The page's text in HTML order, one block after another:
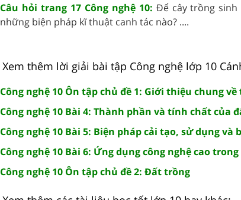
Câu hỏi trang 17 Công nghệ 10: Để cây trồng
những biện pháp kĩ thuật canh tác nào? ....
Xem thêm lời giải bài tập Công nghệ lớp 10
Công nghệ 10 Ôn tập chủ đề 1: Giới thiệu chung
Công nghệ 10 Bài 4: Thành phần và tính chất của
Công nghệ 10 Bài 5: Biện pháp cải tạo, sử dụng và
Công nghệ 10 Bài 6: Ứng dụng công nghệ cao
Công nghệ 10 Ôn tập chủ đề 2: Đất trồng